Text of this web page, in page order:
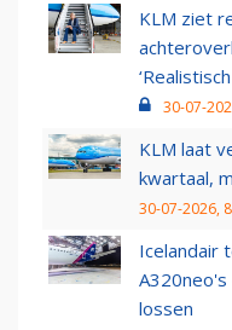
KLM ziet
30-07-
KLM laat
kwartaal,
30-07-2026,
Icelandair
lossen